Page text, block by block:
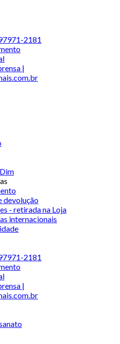
2181
|
devolução
- retirada na Loja
internacionais
2181
|